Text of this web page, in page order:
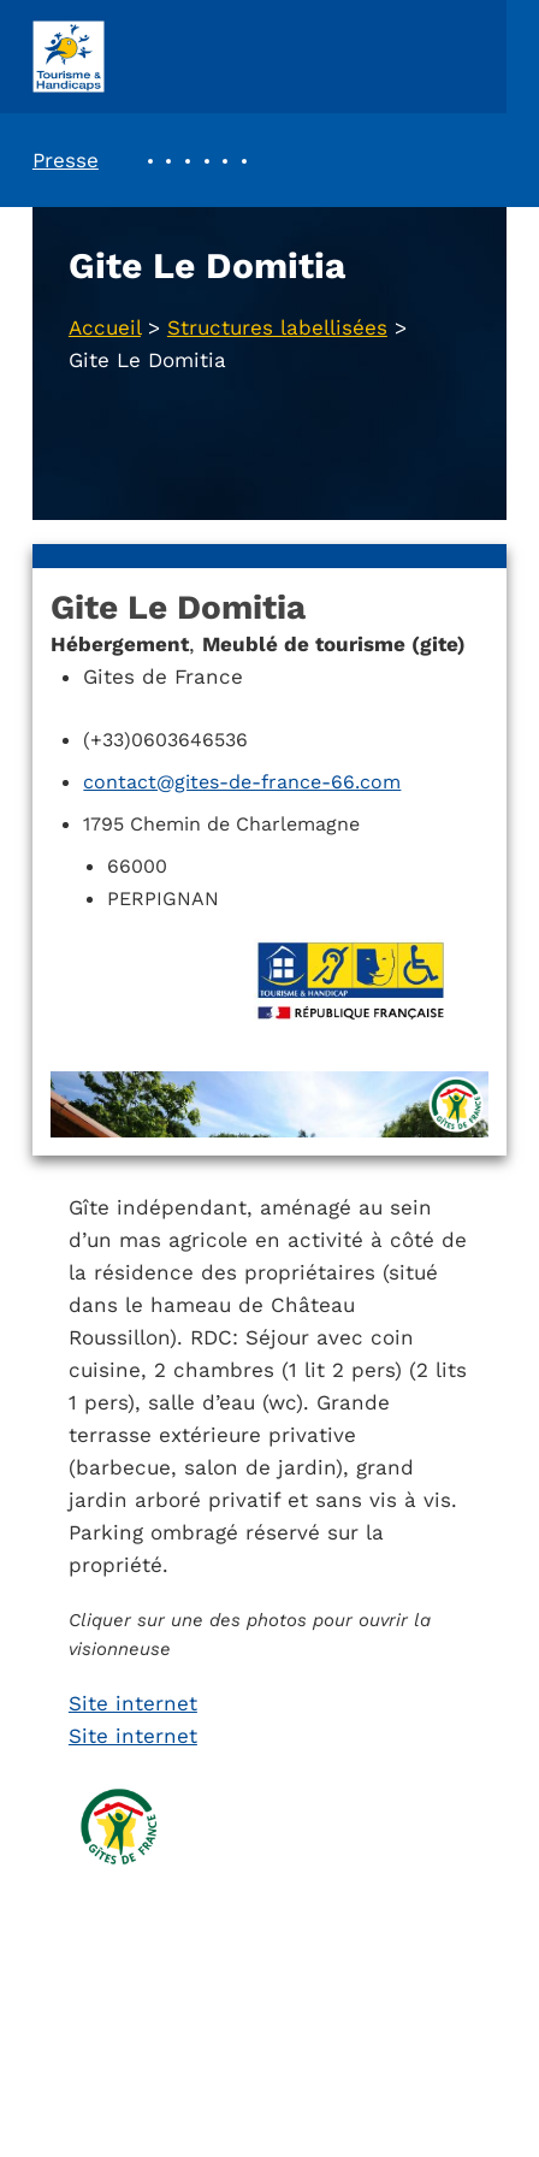
ASSOCIATION TOURISME ET HANDICAPS
Presse
Gite Le Domitia
Accueil> Structures labellisées >
Gite Le Domitia
Gite Le Domitia
Hébergement, Meublé de tourisme (gite)
Gites de France
(+33)0603646536
contact@gites-de-france-66.com
1795 Chemin de Charlemagne
66000
PERPIGNAN
Gîte indépendant, aménagé au sein
d’un mas agricole en activité à côté de
la résidence des propriétaires (situé
dans le hameau de Château
Roussillon). RDC: Séjour avec coin
cuisine, 2 chambres (1 lit 2 pers) (2 lits
1 pers), salle d’eau (wc). Grande
terrasse extérieure privative
(barbecue, salon de jardin), grand
jardin arboré privatif et sans vis à vis.
Parking ombragé réservé sur la
propriété.
Cliquer sur une des photos pour ouvrir la
visionneuse
Site internet
Site internet